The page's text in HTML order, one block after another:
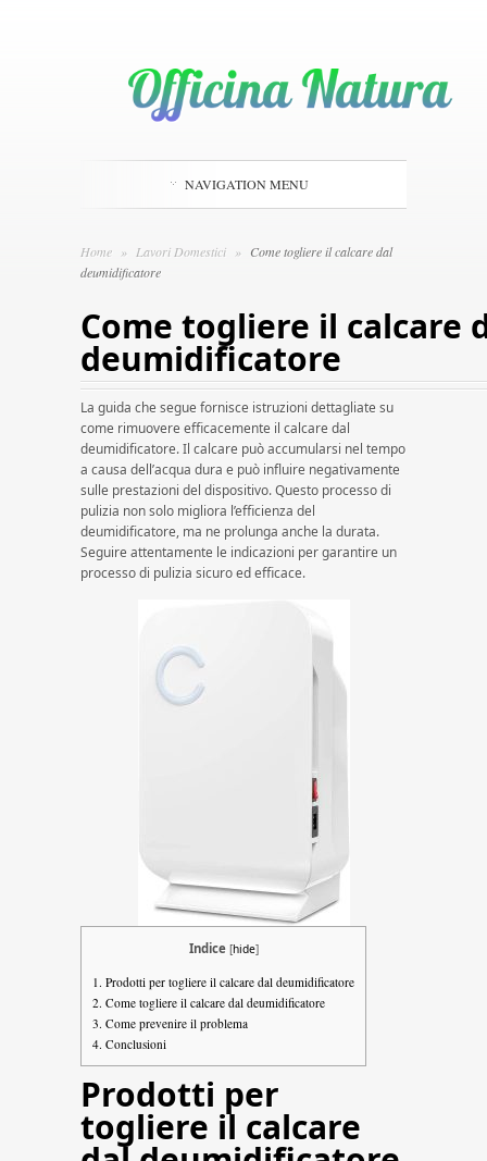
NAVIGATION MENU
Home » Lavori Domestici » Come togliere il calcare dal
deumidificatore
Come togliere il calcare
deumidificatore
La guida che segue fornisce istruzioni dettagliate su
come rimuovere efficacemente il calcare dal
deumidificatore. Il calcare può accumularsi nel tempo
a causa dell’acqua dura e può influire negativamente
sulle prestazioni del dispositivo. Questo processo di
pulizia non solo migliora l’efficienza del
deumidificatore, ma ne prolunga anche la durata.
Seguire attentamente le indicazioni per garantire un
processo di pulizia sicuro ed efficace.
Indice [hide]
1. Prodotti per togliere il calcare dal deumidificatore
2. Come togliere il calcare dal deumidificatore
3. Come prevenire il problema
4. Conclusioni
Prodotti per
togliere il calcare